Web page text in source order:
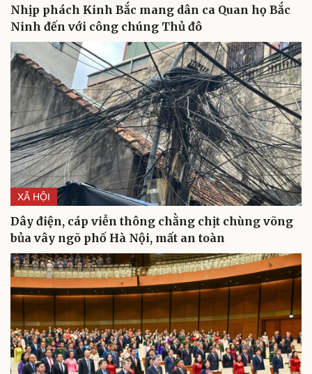
Du lịch
Tư vấn
check-in
Podcast
Câu chuyện thời sự
Cửa sổ tình yêu
Kể chuyện cho bé
Hạt giống tâm hồn
Nhịp phách Kinh Bắc mang dân ca Quan họ Bắc
Ninh đến với công chúng Thủ đô
XÃ HỘI
Dây điện, cáp viễn thông chằng chịt chùng võng
bủa vây ngõ phố Hà Nội, mất an toàn